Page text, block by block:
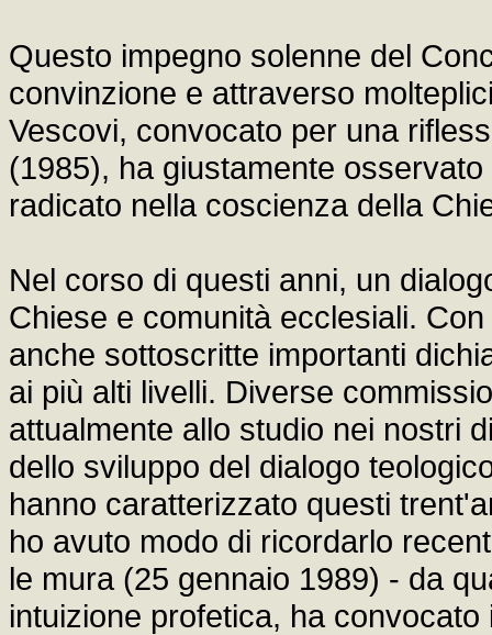
Questo impegno solenne del
convinzione e attraverso
Vescovi, convocato per una
(1985), ha giustamente
radicato nella coscienza della
Nel corso di questi anni, un
Chiese e comunità ecclesiali.
anche sottoscritte importanti
ai più alti livelli. Diverse
attualmente allo studio nei nostri
dello sviluppo del dialogo
hanno caratterizzato questi
ho avuto modo di ricordarlo
le mura (25 gennaio 1989) - da
intuizione profetica, ha convocato